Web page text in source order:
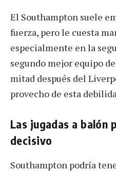
El Southampton suele
fuerza, pero le cuesta
especialmente en la
segundo mejor equipo
mitad después del
provecho de esta
Las jugadas a balón
decisivo
Southampton podría